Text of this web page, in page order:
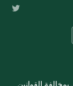
القوانين